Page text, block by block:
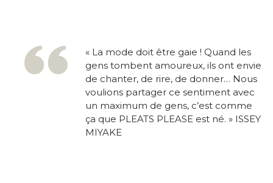
« La mode doit être gaie ! Quand les
gens tombent amoureux, ils ont envie
de chanter, de rire, de donner… Nous
voulions partager ce sentiment avec
un maximum de gens, c’est comme
ça que PLEATS PLEASE est né. » ISSEY
MIYAKE